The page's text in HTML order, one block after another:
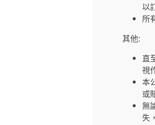
以
所
其他:
直
視
本
或
無
失